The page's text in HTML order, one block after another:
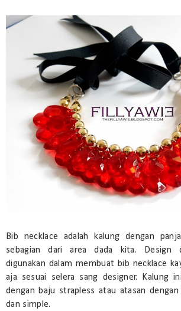
Bib necklace adalah kalung dengan
sebagian dari area dada kita. Design
digunakan dalam membuat bib necklace
aja sesuai selera sang designer. Kalung
dengan baju strapless atau atasan
dan simple.